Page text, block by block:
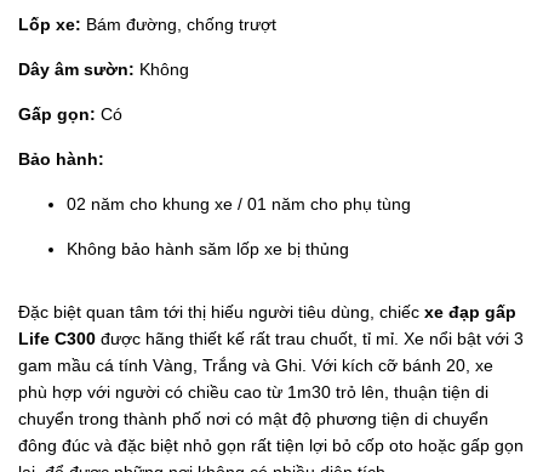
Lốp xe: Bám đường, chống trượt
Dây âm sườn: Không
Gấp gọn: Có
Bảo hành:
02 năm cho khung xe / 01 năm cho phụ tùng
Không bảo hành săm lốp xe bị thủng
Đặc biệt quan tâm tới thị hiếu người tiêu dùng, chiếc xe đạp gấp
Life C300 được hãng thiết kế rất trau chuốt, tỉ mỉ. Xe nổi bật với 3
gam mầu cá tính Vàng, Trắng và Ghi. Với kích cỡ bánh 20, xe
phù hợp với người có chiều cao từ 1m30 trỏ lên, thuận tiện di
chuyển trong thành phố nơi có mật độ phương tiện di chuyển
đông đúc và đặc biệt nhỏ gọn rất tiện lợi bỏ cốp oto hoặc gấp gọn